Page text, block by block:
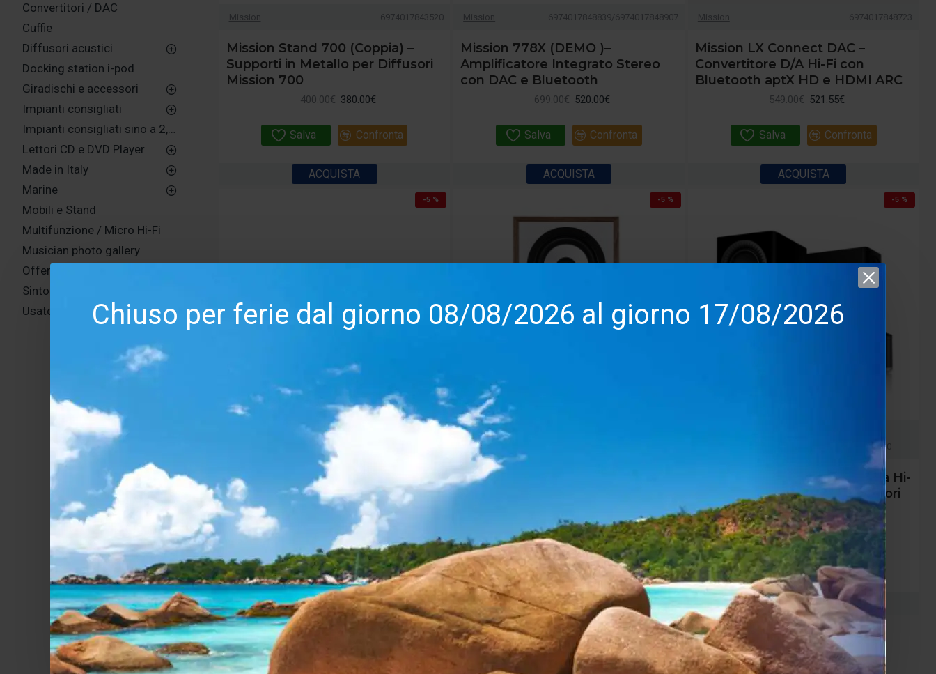
Chiuso per ferie dal giorno 08/08/2026 al giorno 17/08/2026
Convertitori / DAC
Cuffie
Diffusori acustici
Docking station i-pod
Giradischi e accessori
Impianti consigliati
Impianti consigliati sino a 2,500,00 euro
Lettori CD e DVD Player
Made in Italy
Marine
Mobili e Stand
Multifunzione / Micro Hi-Fi
Musician photo gallery
Offerta
Sintonizzatori e Lettori di rete
Usato
Mission 6974017843520
Mission Stand 700 (Coppia) –
Supporti in Metallo per Diffusori
Mission 700
380.00€
400.00€
Salva Confronta
ACQUISTA
Mission 6974017848839/6974017848907
Mission 778X (DEMO )–
Amplificatore Integrato Stereo
con DAC e Bluetooth
520.00€
699.00€
Salva Confronta
ACQUISTA
Mission 6974017848723
Mission LX Connect DAC –
Convertitore D/A Hi-Fi con
Bluetooth aptX HD e HDMI ARC
521.55€
549.00€
Salva Confronta
ACQUISTA
-5 %
6977322661261/6977322661346 (
Mission 778CDT – Meccanica CD
Hi-Fi con Uscite Digitali e
Riproduzione USB
588.00€
Salva Confronta
ACQUISTA
-5 %
Mission
Mission 750 (Coppia) – Diffusori da
Stand Hi-Fi 2 Vie Bass Reflex
Salva Confronta
ACQUISTA
-5 %
6974017840697/6974017840628/6974017840710
Mission LX Connect – Sistema Hi-
Fi Stereo Wireless con Diffusori
Attivi e Hub Digitale
1,234.05€
1,299.00€
Salva Confronta
ACQUISTA
-5 % -5 %